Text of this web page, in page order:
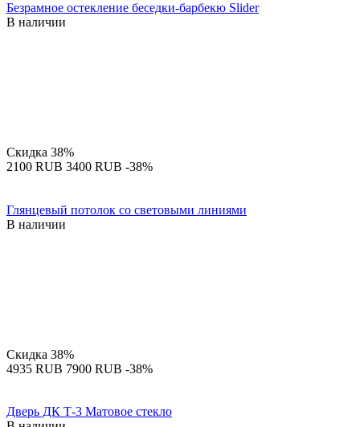
Безрамное остекление беседки-барбекю Slider
В наличии
Скидка 38%
‍2100‍ RUB ‍3400‍ RUB -38%
Глянцевый потолок со световыми линиями
В наличии
Скидка 38%
‍4935‍ RUB ‍7900‍ RUB -38%
Дверь ДК Т-3 Матовое стекло